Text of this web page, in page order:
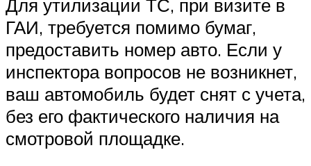
Для утилизации ТС, при визите в
ГАИ, требуется помимо бумаг,
предоставить номер авто. Если у
инспектора вопросов не возникнет,
ваш автомобиль будет снят с учета,
без его фактического наличия на
смотровой площадке.